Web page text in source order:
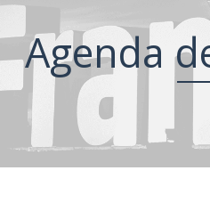
Agenda